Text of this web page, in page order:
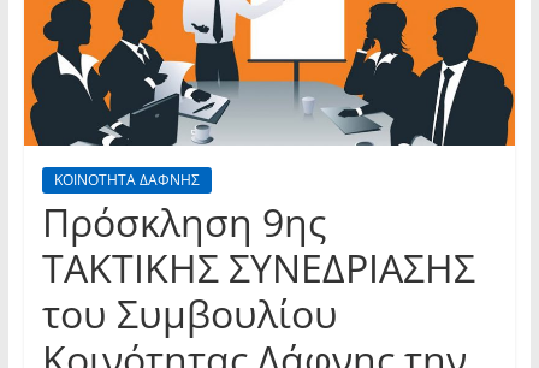
ΚΟΙΝΟΤΗΤΑ ΔΑΦΝΗΣ
Πρόσκληση 9ης
TAKTIKHΣ ΣΥΝΕΔΡΙΑΣΗΣ
του Συμβουλίου